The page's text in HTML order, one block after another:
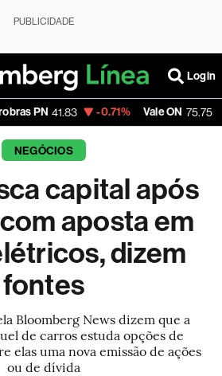
PUBLICIDADE
Login
-0.71% Vale ON 75.75 +0.48%
NEGÓCIOS
capital após
aposta em
dizem
fontes
Bloomberg News dizem que a
de carros estuda opções de
elas uma nova emissão de ações
ou de dívida